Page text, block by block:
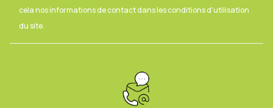
cela nos informations de contact dans les conditions d'utilisation
du site.